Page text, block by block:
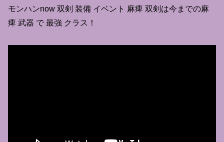
モンハンnow 双剣 装備 イベント 麻痺 双剣は今までの麻
痺 武器 で 最強 クラス！